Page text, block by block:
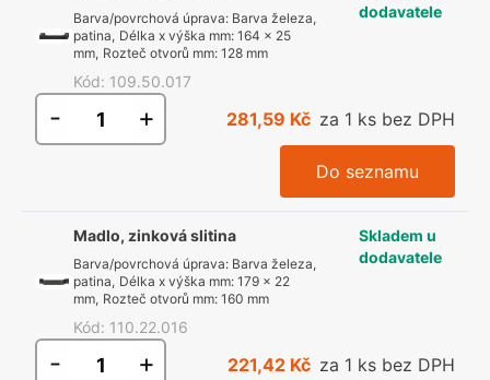
Barva/povrchová úprava: Barva železa,
patina, Délka x výška mm: 164 x 25
mm, Rozteč otvorů mm: 128 mm
Kód: 109.50.017
dodavatele
- + 281,59 Kč za 1 ks bez DPH
Do seznamu
Madlo, zinková slitina
Barva/povrchová úprava: Barva železa,
patina, Délka x výška mm: 179 x 22
mm, Rozteč otvorů mm: 160 mm
Kód: 110.22.016
Skladem u
dodavatele
- + 221,42 Kč za 1 ks bez DPH